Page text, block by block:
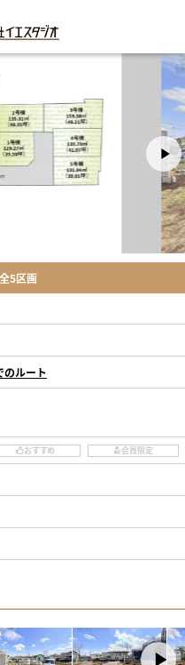
5区画
のルート
おすすめ 会員限定